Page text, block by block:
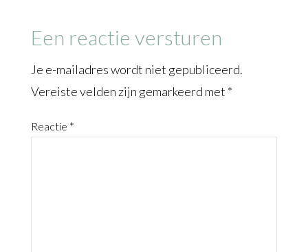
Een reactie versturen
Je e-mailadres wordt niet gepubliceerd.
Vereiste velden zijn gemarkeerd met *
Reactie *